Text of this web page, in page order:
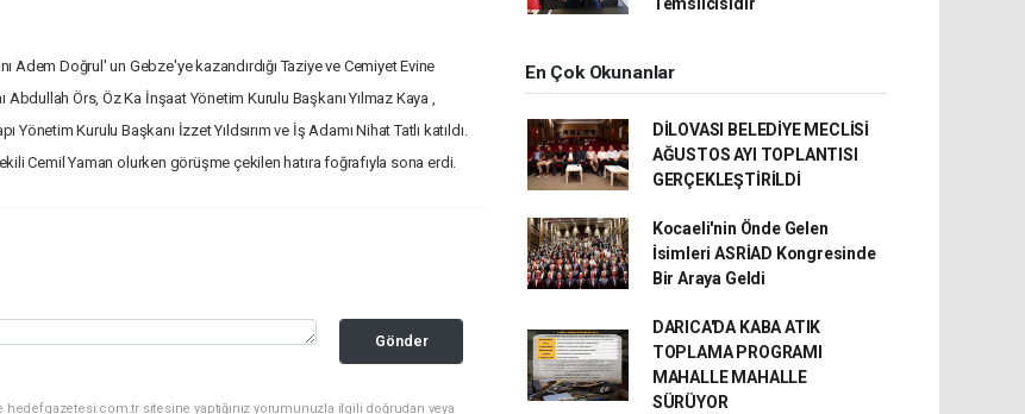
Adem Doğrul' un Gebze'ye kazandırdığı Taziye ve Cemiyet Evine
Örs, Öz Ka İnşaat Yönetim Kurulu Başkanı Yılmaz Kaya ,
Yönetim Kurulu Başkanı İzzet Yıldsırım ve İş Adamı Nihat Tatlı katıldı.
Cemil Yaman olurken görüşme çekilen hatıra foğrafıyla sona erdi.
Gönder
sitesine yaptığınız yorumunuzla ilgili doğrudan veya
En Çok Okunanlar
DİLOVASI BELEDİYE MECLİSİ
AĞUSTOS AYI TOPLANTISI
GERÇEKLEŞTİRİLDİ
Kocaeli'nin Önde Gelen
İsimleri ASRİAD Kongresinde
Bir Araya Geldi
DARICA'DA KABA ATIK
TOPLAMA PROGRAMI
MAHALLE MAHALLE
SÜRÜYOR